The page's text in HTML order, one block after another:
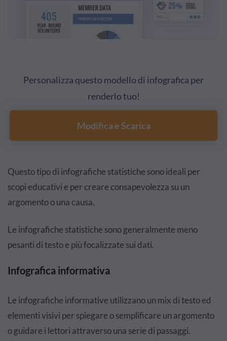
Personalizza questo modello di infografica per
renderlo tuo!
Modifica e Scarica
Questo tipo di infografiche statistiche sono ideali per
scopi educativi e per creare consapevolezza su un
argomento o una causa.
Le infografiche statistiche sono generalmente meno
pesanti di testo e più focalizzate sui dati.
Infografica informativa
Le infografiche informative utilizzano un mix di testo ed
elementi visivi per spiegare o semplificare un argomento
o guidare i lettori attraverso una serie di passaggi.